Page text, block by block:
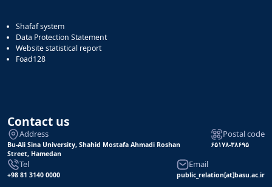
Shafaf system
Data Protection Statement
Website statistical report
Foad128
Contact us
Address
Bu-Ali Sina University, Shahid Mostafa Ahmadi Roshan
Street, Hamedan
Postal code
۶۵۱۷۸-۳۸۶۹۵
Tel
+98 81 3140 0000
Email
public_relation[at]basu.ac.ir